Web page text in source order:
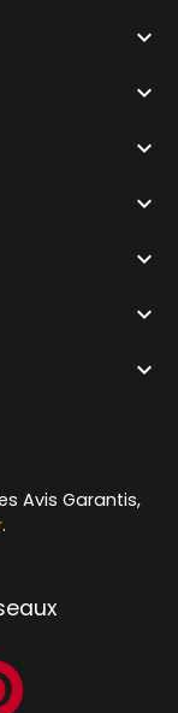







Avis Garantis,
.